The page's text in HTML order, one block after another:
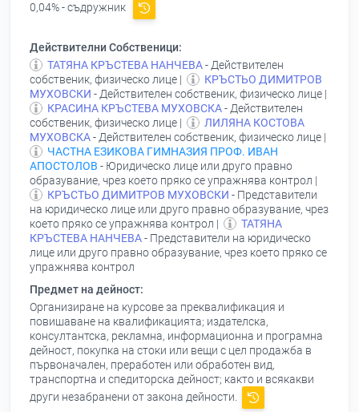
0,04% - съдружник
Действителни Собственици:
ТАТЯНА КРЪСТЕВА НАНЧЕВА- Действителен
собственик, физическо лице |
КРЪСТЬО ДИМИТРОВ
МУХОВСКИ - Действителен собственик, физическо лице |
КРАСИНА КРЪСТЕВА МУХОВСКА- Действителен
собственик, физическо лице |
ЛИЛЯНА КОСТОВА
МУХОВСКА- Действителен собственик, физическо лице |
ЧАСТНА ЕЗИКОВА ГИМНАЗИЯ ПРОФ. ИВАН
АПОСТОЛОВ - Юридическо лице или друго правно
образувание, чрез което пряко се упражнява контрол |
КРЪСТЬО ДИМИТРОВ МУХОВСКИ - Представители
на юридическо лице или друго правно образувание, чрез
което пряко се упражнява контрол |
ТАТЯНА
КРЪСТЕВА НАНЧЕВА- Представители на юридическо
лице или друго правно образувание, чрез което пряко се
упражнява контрол
Предмет на дейност:
Организиране на курсове за преквалификация и
повишаване на квалификацията; издателска,
консултантска, рекламна, информационна и програмна
дейност, покупка на стоки или вещи с цел продажба в
първоначален, преработен или обработен вид,
транспортна и спедиторска дейност; както и всякакви
други незабранени от закона дейности.